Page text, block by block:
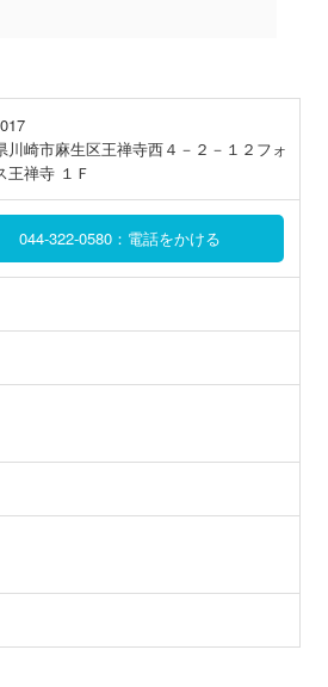
川崎市麻生区王禅寺西４－２－１２フォ
王禅寺 １Ｆ
044-322-0580：電話をかける